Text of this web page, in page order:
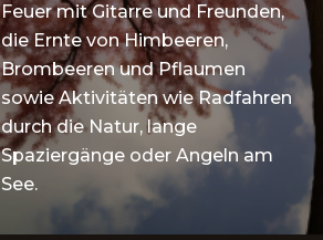
Feuer mit Gitarre und Freunden,
die Ernte von Himbeeren,
Brombeeren und Pflaumen
sowie Aktivitäten wie Radfahren
durch die Natur, lange
Spaziergänge oder Angeln am
See.